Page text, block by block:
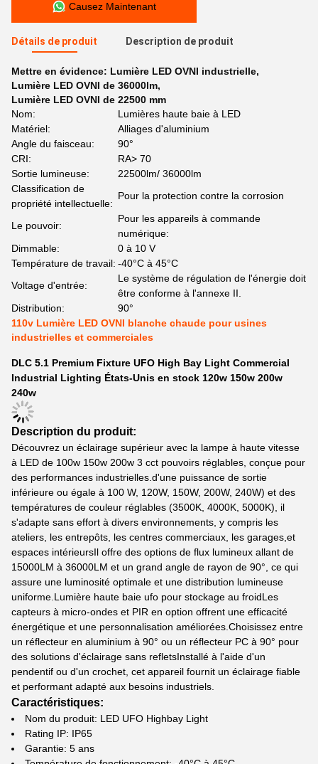
Causez Maintenant
Détails de produit Description de produit
Mettre en évidence: Lumière LED OVNI industrielle,
Lumière LED OVNI de 36000lm,
Lumière LED OVNI de 22500 mm
Nom:
Lumières haute baie à LED
Matériel:
Alliages d'aluminium
Angle du faisceau:
90°
CRI:
RA> 70
Sortie lumineuse:
22500lm/ 36000lm
Classification de
propriété intellectuelle:
Pour la protection contre la corrosion
Le pouvoir:
Pour les appareils à commande
numérique:
Dimmable:
0 à 10 V
Température de travail: -40°C à 45°C
Voltage d'entrée:
Le système de régulation de l'énergie doit
être conforme à l'annexe II.
Distribution:
90°
110v Lumière LED OVNI blanche chaude pour usines
industrielles et commerciales
DLC 5.1 Premium Fixture UFO High Bay Light Commercial
Industrial Lighting États-Unis en stock 120w 150w 200w
240w
Description du produit:
Découvrez un éclairage supérieur avec la lampe à haute vitesse
à LED de 100w 150w 200w 3 cct pouvoirs réglables, conçue pour
des performances industrielles.d'une puissance de sortie
inférieure ou égale à 100 W, 120W, 150W, 200W, 240W) et des
températures de couleur réglables (3500K, 4000K, 5000K), il
s'adapte sans effort à divers environnements, y compris les
ateliers, les entrepôts, les centres commerciaux, les garages,et
espaces intérieursIl offre des options de flux lumineux allant de
15000LM à 36000LM et un grand angle de rayon de 90°, ce qui
assure une luminosité optimale et une distribution lumineuse
uniforme.Lumière haute baie ufo pour stockage au froidLes
capteurs à micro-ondes et PIR en option offrent une efficacité
énergétique et une personnalisation améliorées.Choisissez entre
un réflecteur en aluminium à 90° ou un réflecteur PC à 90° pour
des solutions d'éclairage sans refletsInstallé à l'aide d'un
pendentif ou d'un crochet, cet appareil fournit un éclairage fiable
et performant adapté aux besoins industriels.
Caractéristiques:
Nom du produit: LED UFO Highbay Light
Rating IP: IP65
Garantie: 5 ans